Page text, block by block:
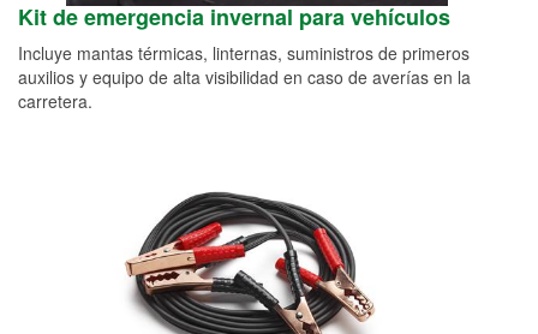
Kit de emergencia invernal para vehículos
Incluye mantas térmicas, linternas, suministros de primeros
auxilios y equipo de alta visibilidad en caso de averías en la
carretera.